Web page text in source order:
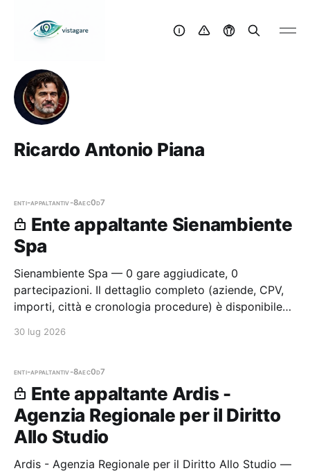
Ricardo Antonio Piana
enti-appaltantiv-8aec0d7
Ente appaltante Sienambiente
Spa
Sienambiente Spa — 0 gare aggiudicate, 0
partecipazioni. Il dettaglio completo (aziende, CPV,
importi, città e cronologia procedure) è disponibile
30 lug 2026
enti-appaltantiv-8aec0d7
Ente appaltante Ardis -
Agenzia Regionale per il Diritto
Allo Studio
Ardis - Agenzia Regionale per il Diritto Allo Studio —